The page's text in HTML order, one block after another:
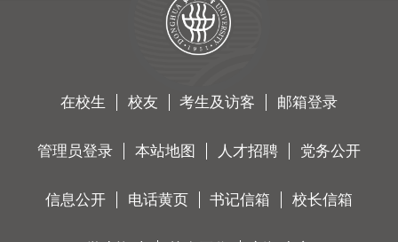
在校生 校友 考生及访客 邮箱登录
管理员登录 本站地图 人才招聘 党务公开
信息公开 电话黄页 书记信箱 校长信箱